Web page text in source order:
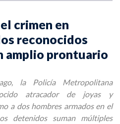
crimen en
reconocidos
amplio prontuario
la Policía Metropolitana
atracador de joyas y
a dos hombres armados en el
detenidos suman múltiples